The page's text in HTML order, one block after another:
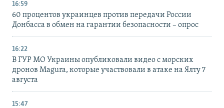
16:59
60 процентов украинцев против передачи России
Донбасса в обмен на гарантии безопасности – опрос
16:22
В ГУР МО Украины опубликовали видео с морских
дронов Magura, которые участвовали в атаке на Ялту 7
августа
15:47